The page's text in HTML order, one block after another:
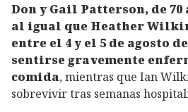
Don y Gail Patterson, de
al igual que Heather
entre el 4 y el 5 de agosto
sentirse gravemente
comida, mientras que Ian
sobrevivir tras semanas